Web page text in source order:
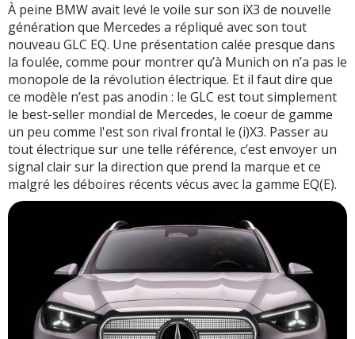
À peine BMW avait levé le voile sur son iX3 de nouvelle
génération que Mercedes a répliqué avec son tout
nouveau GLC EQ. Une présentation calée presque dans
la foulée, comme pour montrer qu’à Munich on n’a pas le
monopole de la révolution électrique. Et il faut dire que
ce modèle n’est pas anodin : le GLC est tout simplement
le best-seller mondial de Mercedes, le coeur de gamme
un peu comme l'est son rival frontal le (i)X3. Passer au
tout électrique sur une telle référence, c’est envoyer un
signal clair sur la direction que prend la marque et ce
malgré les déboires récents vécus avec la gamme EQ(E).